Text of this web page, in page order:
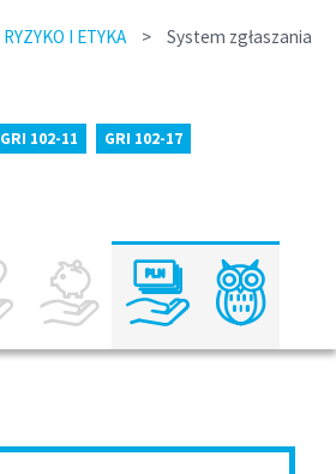
RYZYKO I ETYKA >
System zgłaszania
GRI 102-11 GRI 102-17